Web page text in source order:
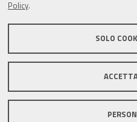
Policy
SOLO
Informativa generale
Accessibilità
Note legali
Informativa estesa sui